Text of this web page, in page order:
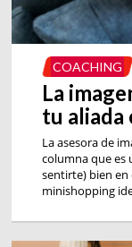
COACHING
La
tu aliada
La asesora de
columna que es
sentirte) bien en
minishopping